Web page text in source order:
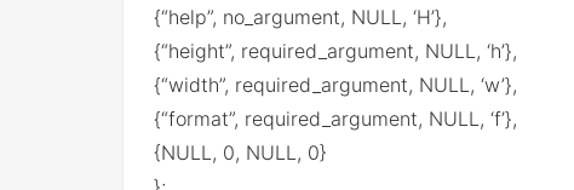
{“help”, no_argument, NULL, ‘H’},
{“height”, required_argument, NULL, ‘h’},
{“width”, required_argument, NULL, ‘w’},
{“format”, required_argument, NULL, ‘f’},
{NULL, 0, NULL, 0}